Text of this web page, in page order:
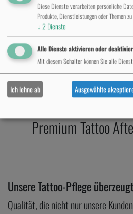
Believa –
Tattoo
Professional
Premium Tattoo
Unsere Tattoo-Pflege
Qualität, die nicht nur unsere
Diese Dienste verarbeiten persönliche
Produkte, Dienstleistungen oder Themen
↓ 2 Dienste
Alle Dienste aktivieren oder
Mit diesem Schalter können Sie alle
Ich lehne ab Ausgewählte